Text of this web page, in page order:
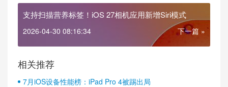
支持扫描营养标签！iOS 27相机应用新增Siri模式
2026-04-30 08:16:34 下一篇 »
相关推荐
7月iOS设备性能榜：iPad Pro 4被踢出局